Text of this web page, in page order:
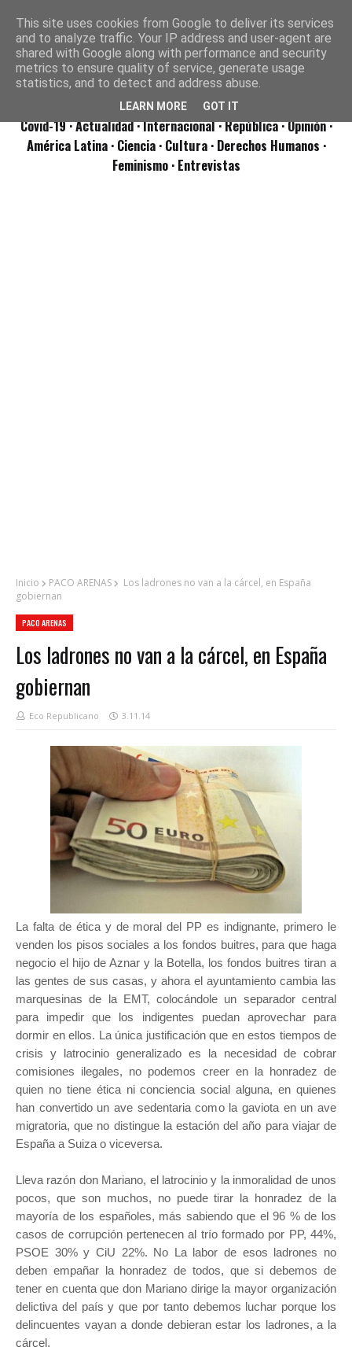
Covid-19· Actualidad· Internacional· República· Opinión·
América Latina · Ciencia · Cultura · Derechos Humanos ·
Feminismo · Entrevistas
Inicio PACO ARENAS
Los ladrones no van a la cárcel, en España
gobiernan
PACO ARENAS
Los ladrones no van a la cárcel, en España
gobiernan
Eco Republicano 3.11.14
La falta de ética y de moral del PP es indignante, primero le
venden los pisos sociales a los fondos buitres, para que haga
negocio el hijo de Aznar y la Botella, los fondos buitres tiran a
las gentes de sus casas, y ahora el ayuntamiento cambia las
marquesinas de la EMT, colocándole un separador central
para impedir que los indigentes puedan aprovechar para
dormir en ellos. La única justificación que en estos tiempos de
crisis y latrocinio generalizado es la necesidad de cobrar
comisiones ilegales, no podemos creer en la honradez de
quien no tiene ética ni conciencia social alguna, en quienes
han convertido un ave sedentaria como la gaviota en un ave
migratoria, que no distingue la estación del año para viajar de
España a Suiza o viceversa.
Lleva razón don Mariano, el latrocinio y la inmoralidad de unos
pocos, que son muchos, no puede tirar la honradez de la
mayoría de los españoles, más sabiendo que el 96 % de los
casos de corrupción pertenecen al trío formado por PP, 44%,
PSOE 30% y CiU 22%. No La labor de esos ladrones no
deben empañar la honradez de todos, que si debemos de
tener en cuenta que don Mariano dirige la mayor organización
delictiva del país y que por tanto debemos luchar porque los
delincuentes vayan a donde debieran estar los ladrones, a la
cárcel.
This site uses cookies from Google to deliver its services
and to analyze traffic. Your IP address and user-agent are
shared with Google along with performance and security
metrics to ensure quality of service, generate usage
statistics, and to detect and address abuse.
LEARN MORE GOT IT